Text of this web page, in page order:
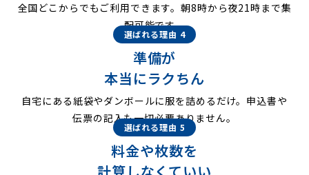
全国どこからでもご利用できます。朝8時から夜21時まで集
配可能です。
選ばれる理由 4
準備が
本当にラクちん
自宅にある紙袋やダンボールに服を詰めるだけ。申込書や
伝票の記入も一切必要ありません。
選ばれる理由 5
料金や枚数を